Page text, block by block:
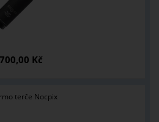
Kč
terče Nocpix